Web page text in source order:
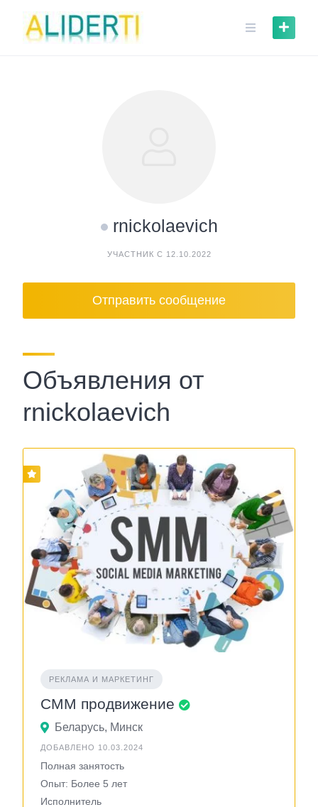
content
rnickolaevich
УЧАСТНИК С 12.10.2022
Отправить сообщение
Объявления от
rnickolaevich
РЕКЛАМА И МАРКЕТИНГ
СММ продвижение
Беларусь, Минск
ДОБАВЛЕНО 10.03.2024
Полная занятость
Опыт: Более 5 лет
Исполнитель